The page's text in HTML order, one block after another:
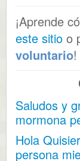
¡Aprende
este sitio o
voluntario!
Saludos y
mormona
Hola
persona